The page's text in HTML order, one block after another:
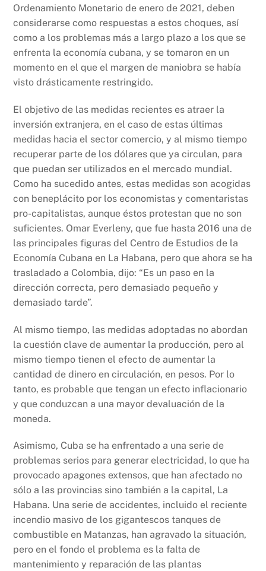
Ordenamiento Monetario de enero de 2021, deben
considerarse como respuestas a estos choques, así
como a los problemas más a largo plazo a los que se
enfrenta la economía cubana, y se tomaron en un
momento en el que el margen de maniobra se había
visto drásticamente restringido.
El objetivo de las medidas recientes es atraer la
inversión extranjera, en el caso de estas últimas
medidas hacia el sector comercio, y al mismo tiempo
recuperar parte de los dólares que ya circulan, para
que puedan ser utilizados en el mercado mundial.
Como ha sucedido antes, estas medidas son acogidas
con beneplácito por los economistas y comentaristas
pro-capitalistas, aunque éstos protestan que no son
suficientes. Omar Everleny, que fue hasta 2016 una de
las principales figuras del Centro de Estudios de la
Economía Cubana en La Habana, pero que ahora se ha
trasladado a Colombia, dijo: “Es un paso en la
dirección correcta, pero demasiado pequeño y
demasiado tarde”.
Al mismo tiempo, las medidas adoptadas no abordan
la cuestión clave de aumentar la producción, pero al
mismo tiempo tienen el efecto de aumentar la
cantidad de dinero en circulación, en pesos. Por lo
tanto, es probable que tengan un efecto inflacionario
y que conduzcan a una mayor devaluación de la
moneda.
Asimismo, Cuba se ha enfrentado a una serie de
problemas serios para generar electricidad, lo que ha
provocado apagones extensos, que han afectado no
sólo a las provincias sino también a la capital, La
Habana. Una serie de accidentes, incluido el reciente
incendio masivo de los gigantescos tanques de
combustible en Matanzas, han agravado la situación,
pero en el fondo el problema es la falta de
mantenimiento y reparación de las plantas